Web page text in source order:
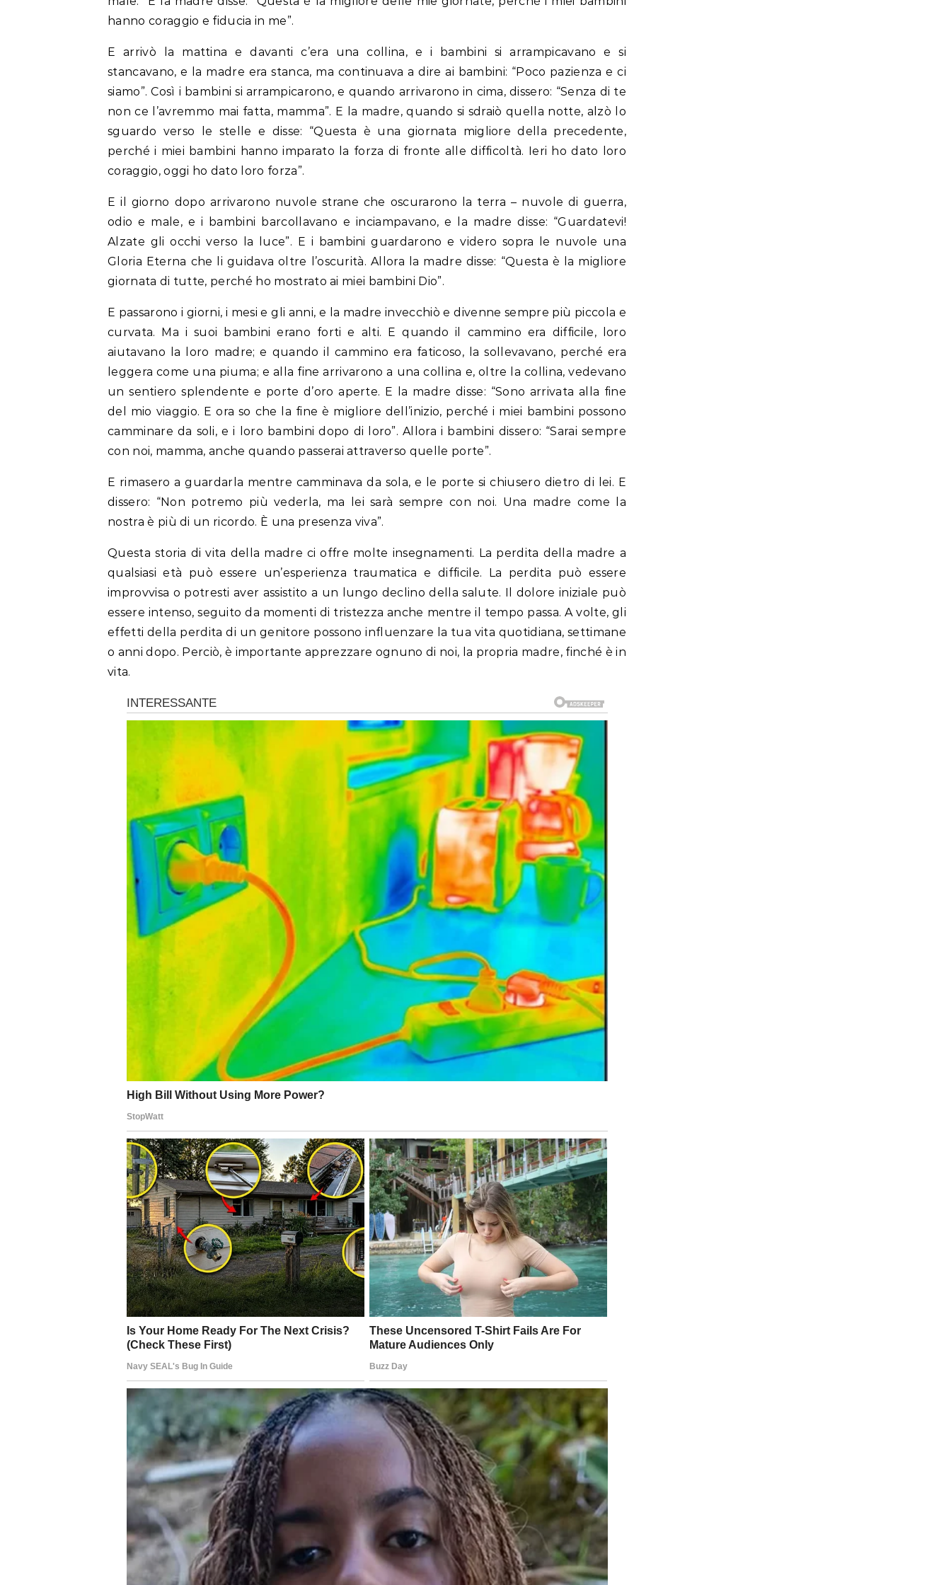
hanno coraggio e fiducia in me”.
E arrivò la mattina e davanti c’era una collina, e i bambini si arrampicavano e si
stancavano, e la madre era stanca, ma continuava a dire ai bambini: “Poco pazienza e ci
siamo”. Così i bambini si arrampicarono, e quando arrivarono in cima, dissero: “Senza di te
non ce l’avremmo mai fatta, mamma”. E la madre, quando si sdraiò quella notte, alzò lo
sguardo verso le stelle e disse: “Questa è una giornata migliore della precedente,
perché i miei bambini hanno imparato la forza di fronte alle difficoltà. Ieri ho dato loro
coraggio, oggi ho dato loro forza”.
E il giorno dopo arrivarono nuvole strane che oscurarono la terra – nuvole di guerra,
odio e male, e i bambini barcollavano e inciampavano, e la madre disse: “Guardatevi!
Alzate gli occhi verso la luce”. E i bambini guardarono e videro sopra le nuvole una
Gloria Eterna che li guidava oltre l’oscurità. Allora la madre disse: “Questa è la migliore
giornata di tutte, perché ho mostrato ai miei bambini Dio”.
E passarono i giorni, i mesi e gli anni, e la madre invecchiò e divenne sempre più piccola e
curvata. Ma i suoi bambini erano forti e alti. E quando il cammino era difficile, loro
aiutavano la loro madre; e quando il cammino era faticoso, la sollevavano, perché era
leggera come una piuma; e alla fine arrivarono a una collina e, oltre la collina, vedevano
un sentiero splendente e porte d’oro aperte. E la madre disse: “Sono arrivata alla fine
del mio viaggio. E ora so che la fine è migliore dell’inizio, perché i miei bambini possono
camminare da soli, e i loro bambini dopo di loro”. Allora i bambini dissero: “Sarai sempre
con noi, mamma, anche quando passerai attraverso quelle porte”.
E rimasero a guardarla mentre camminava da sola, e le porte si chiusero dietro di lei. E
dissero: “Non potremo più vederla, ma lei sarà sempre con noi. Una madre come la
nostra è più di un ricordo. È una presenza viva”.
Questa storia di vita della madre ci offre molte insegnamenti. La perdita della madre a
qualsiasi età può essere un’esperienza traumatica e difficile. La perdita può essere
improvvisa o potresti aver assistito a un lungo declino della salute. Il dolore iniziale può
essere intenso, seguito da momenti di tristezza anche mentre il tempo passa. A volte, gli
effetti della perdita di un genitore possono influenzare la tua vita quotidiana, settimane
o anni dopo. Perciò, è importante apprezzare ognuno di noi, la propria madre, finché è in
vita.